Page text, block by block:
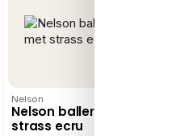
Nelson
Nelson ballerina’s met
strass ecru